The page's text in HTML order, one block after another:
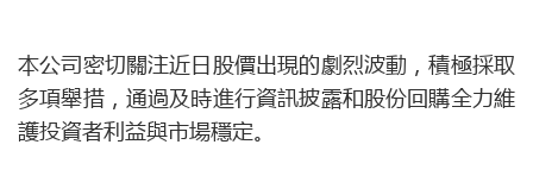
本公司密切關注近日股價出現的劇烈波動，積極採取
多項舉措，通過及時進行資訊披露和股份回購全力維
護投資者利益與市場穩定。